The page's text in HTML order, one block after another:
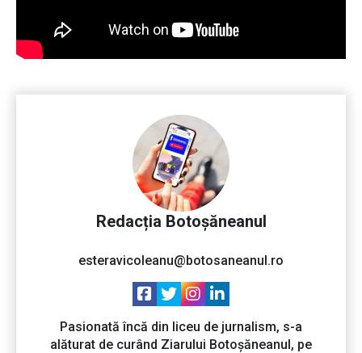
Redacția Botoșăneanul
esteravicoleanu@botosaneanul.ro
Pasionată încă din liceu de jurnalism, s-a
alăturat de curând Ziarului Botoșăneanul, pe